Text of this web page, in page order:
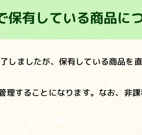
保有している商品に
しましたが、保有している商品を
することになります。なお、非